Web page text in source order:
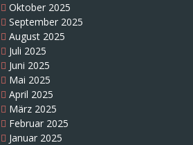
Oktober 2025
September 2025
August 2025
Juli 2025
Juni 2025
Mai 2025
April 2025
März 2025
Februar 2025
Januar 2025